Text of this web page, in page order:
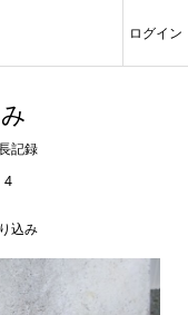
ログイン
記録
4
込み